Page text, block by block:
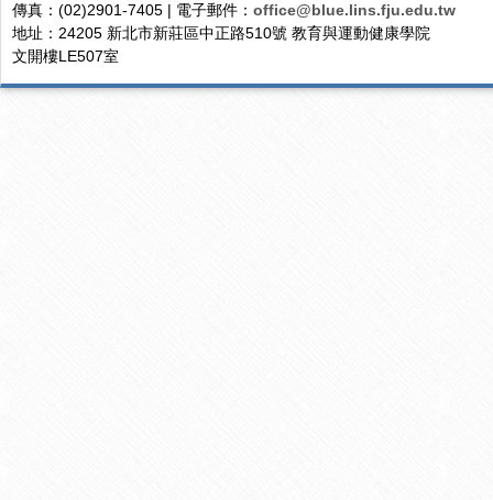
傳真：(02)2901-7405 | 電子郵件： office@blue.lins.fju.edu.tw
地址：24205 新北市新莊區中正路510號 教育與運動健康學院
文開樓LE507室